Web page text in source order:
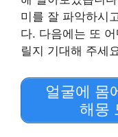
미를 잘 파악하시
다. 다음에는 또
릴지 기대해 주세
얼굴에 몸
해몽